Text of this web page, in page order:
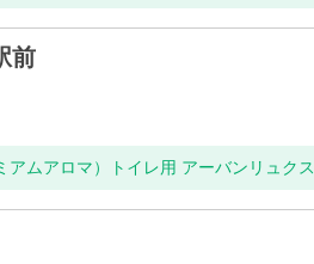
前
ムアロマ）トイレ用 アーバンリュクス